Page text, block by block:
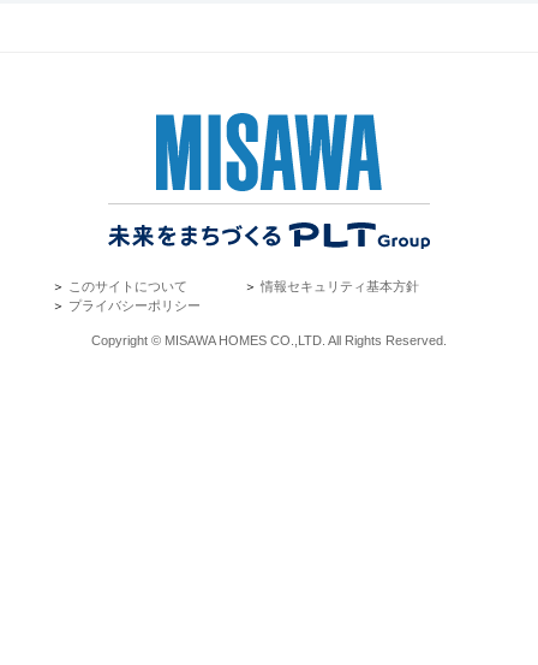
＞ このサイトについて ＞情報セキュリティ基本方針
＞ プライバシーポリシー
Copyright © MISAWA HOMES CO.,LTD. All Rights Reserved.